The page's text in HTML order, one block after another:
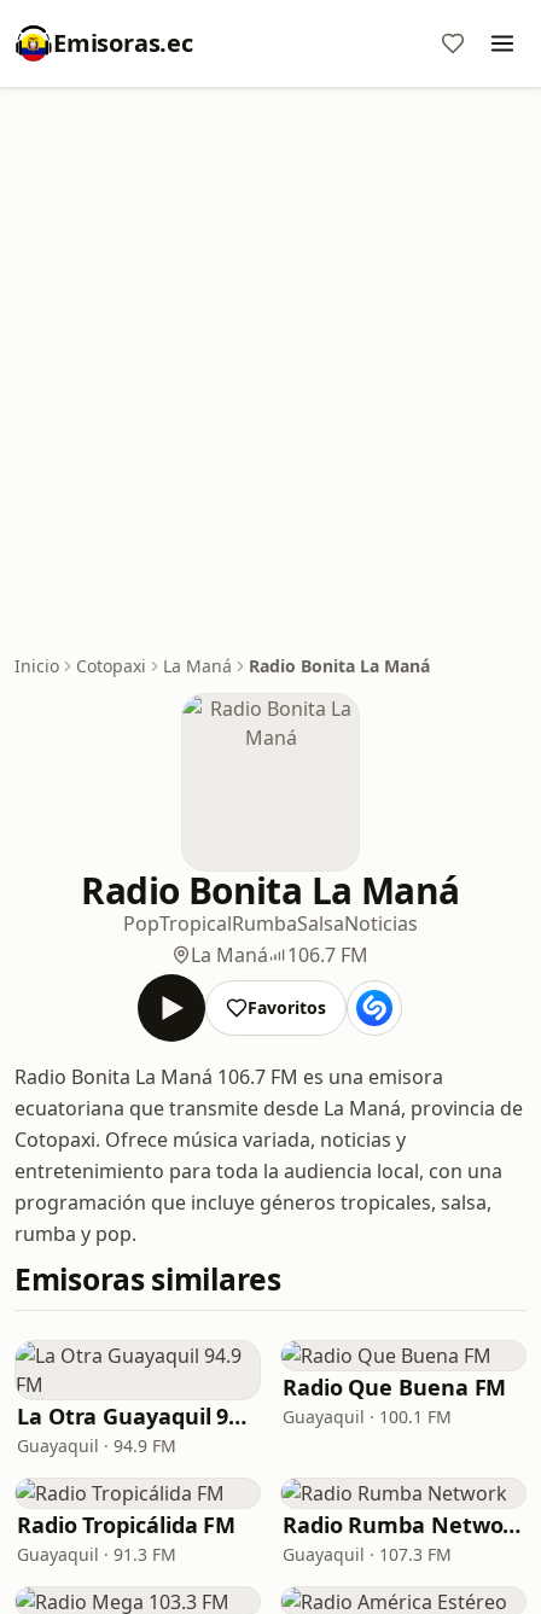
Emisoras.ec
Inicio Cotopaxi La Maná Radio Bonita La Maná
Radio Bonita La Maná
PopTropicalRumbaSalsaNoticias
La Maná
106.7 FM
Favoritos
Radio Bonita La Maná 106.7 FM es una emisora
ecuatoriana que transmite desde La Maná, provincia de
Cotopaxi. Ofrece música variada, noticias y
entretenimiento para toda la audiencia local, con una
programación que incluye géneros tropicales, salsa,
rumba y pop.
Emisoras similares
La Otra Guayaquil 94.9 FM
Guayaquil · 94.9 FM
Radio Que Buena FM
Guayaquil · 100.1 FM
Radio Tropicálida FM
Guayaquil · 91.3 FM
Radio Rumba Network
Guayaquil · 107.3 FM